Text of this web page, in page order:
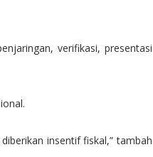
verifikasi, presentasi
insentif fiskal,” tambah